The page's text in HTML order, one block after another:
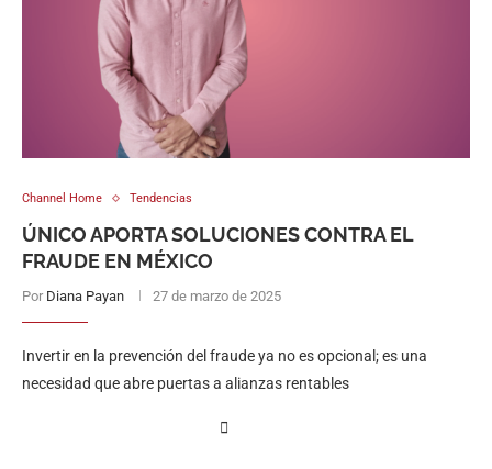
Channel Home Tendencias
ÚNICO APORTA SOLUCIONES CONTRA EL
FRAUDE EN MÉXICO
Por Diana Payan 27 de marzo de 2025
Invertir en la prevención del fraude ya no es opcional; es una
necesidad que abre puertas a alianzas rentables